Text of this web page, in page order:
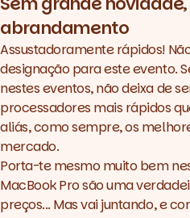
abrandamento
Assustadoramente rápidos!
designação para este evento.
nestes eventos, não deixa de
processadores mais rápidos
aliás, como sempre, os
mercado.
Porta-te mesmo muito bem
MacBook Pro são uma
preços... Mas vai juntando, e